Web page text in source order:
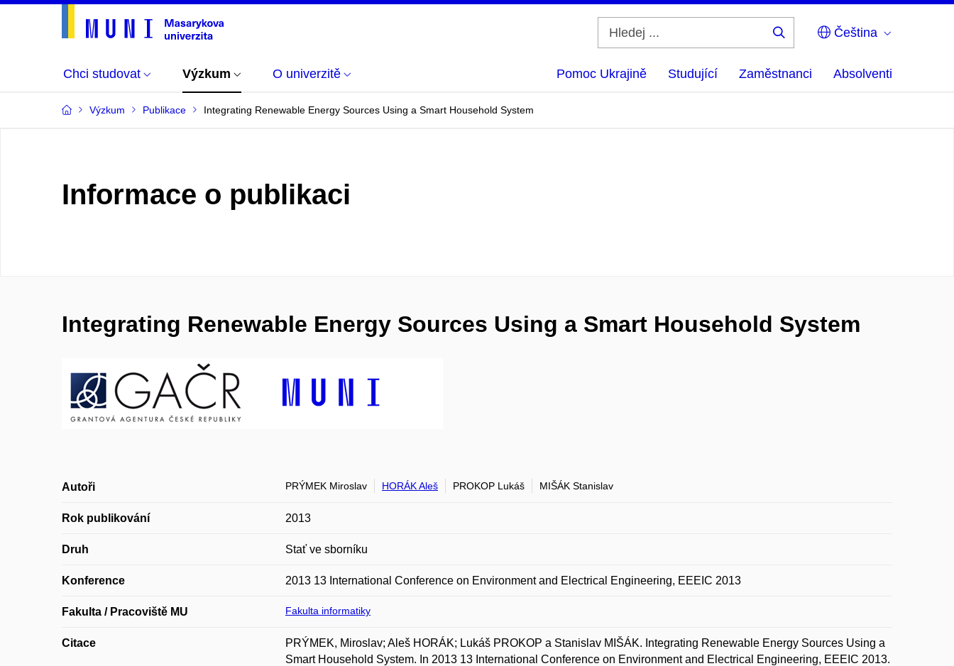
Čeština
Chci studovat Výzkum O univerzitě Pomoc Ukrajině Studující Zaměstnanci Absolventi
Výzkum Publikace Integrating Renewable Energy Sources Using a Smart Household System
Informace o publikaci
Integrating Renewable Energy Sources Using a Smart Household System
Autoři PRÝMEK Miroslav HORÁK Aleš PROKOP Lukáš MIŠÁK Stanislav
Rok publikování 2013
Druh Stať ve sborníku
Konference 2013 13 International Conference on Environment and Electrical Engineering, EEEIC 2013
Fakulta / Pracoviště MU Fakulta informatiky
Citace
PRÝMEK, Miroslav; Aleš HORÁK; Lukáš PROKOP a Stanislav MIŠÁK. Integrating Renewable Energy Sources Using a
Smart Household System. In 2013 13 International Conference on Environment and Electrical Engineering, EEEIC 2013.